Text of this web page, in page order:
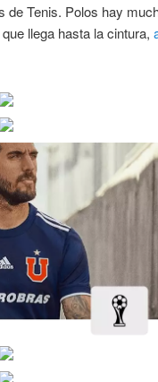
de Tenis. Polos hay
llega hasta la cintura,